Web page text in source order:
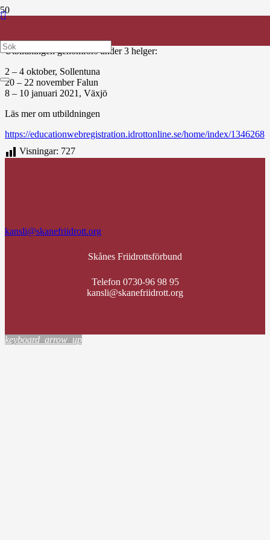
Svenska Friidrottsförbundet inbjuder till utbildning av
Utbildningen genomförs under 3 helger:
2 – 4 oktober, Sollentuna
20 – 22 november Falun
8 – 10 januari 2021, Växjö
Läs mer om utbildningen
https://educationwebregistration.idrottonline.se/home/index/1346268
Visningar: 727
kansli@skanefriidrott.org
Skånes Friidrottsförbund
Telefon 0730-96 98 95
kansli@skanefriidrott.org
keyboard_arrow_up